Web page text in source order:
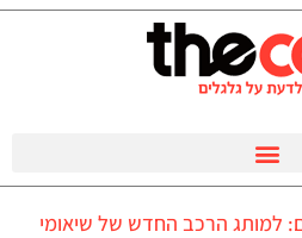
למותג הרכב החדש של שיאומי